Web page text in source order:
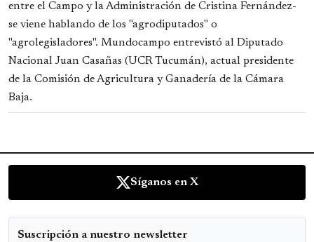
entre el Campo y la Administración de Cristina Fernández-
se viene hablando de los "agrodiputados" o
"agrolegisladores". Mundocampo entrevistó al Diputado
Nacional Juan Casañas (UCR Tucumán), actual presidente
de la Comisión de Agricultura y Ganadería de la Cámara
Baja.
Síganos en X
Suscripción a nuestro newsletter